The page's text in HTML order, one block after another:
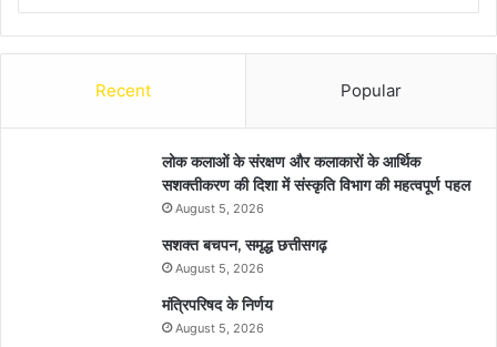
Recent Popular
लोक कलाओं के संरक्षण और कलाकारों के आर्थिक
सशक्तीकरण की दिशा में संस्कृति विभाग की महत्वपूर्ण पहल
August 5, 2026
सशक्त बचपन, समृद्ध छत्तीसगढ़
August 5, 2026
मंत्रिपरिषद के निर्णय
August 5, 2026